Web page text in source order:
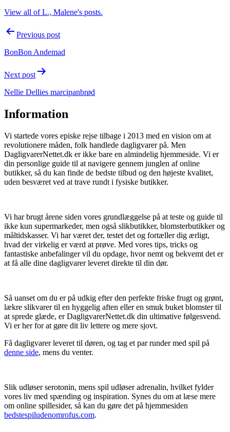
View all of L., Malene's posts.
PostPrevious post
BonBon Andemad
Next post
Nellie Dellies marcipanbrød
Information
Vi startede vores episke rejse tilbage i 2013 med en vision om at
revolutionere måden, folk handlede dagligvarer på. Men
DagligvarerNettet.dk er ikke bare en almindelig hjemmeside. Vi er
din personlige guide til at navigere gennem junglen af online
butikker, så du kan finde de bedste tilbud og den højeste kvalitet,
uden besværet ved at trave rundt i fysiske butikker.
Vi har brugt årene siden vores grundlæggelse på at teste og guide til
ikke kun supermarkeder, men også slikbutikker, blomsterbutikker og
måltidskasser. Vi har været der, testet det og fortæller dig ærligt,
hvad der virkelig er værd at prøve. Med vores tips, tricks og
fantastiske anbefalinger vil du opdage, hvor nemt og bekvemt det er
at få alle dine dagligvarer leveret direkte til din dør.
Så uanset om du er på udkig efter den perfekte friske frugt og grønt,
lækre slikvarer til en hyggelig aften eller en smuk buket blomster til
at sprede glæde, er DagligvarerNettet.dk din ultimative følgesvend.
Vi er her for at gøre dit liv lettere og mere sjovt.
Få dagligvarer leveret til døren, og tag et par runder med spil på
denne side, mens du venter.
Slik udløser serotonin, mens spil udløser adrenalin, hvilket fylder
vores liv med spænding og inspiration. Synes du om at læse mere
om online spillesider, så kan du gøre det på hjemmesiden
bedstespiludenomrofus.com.